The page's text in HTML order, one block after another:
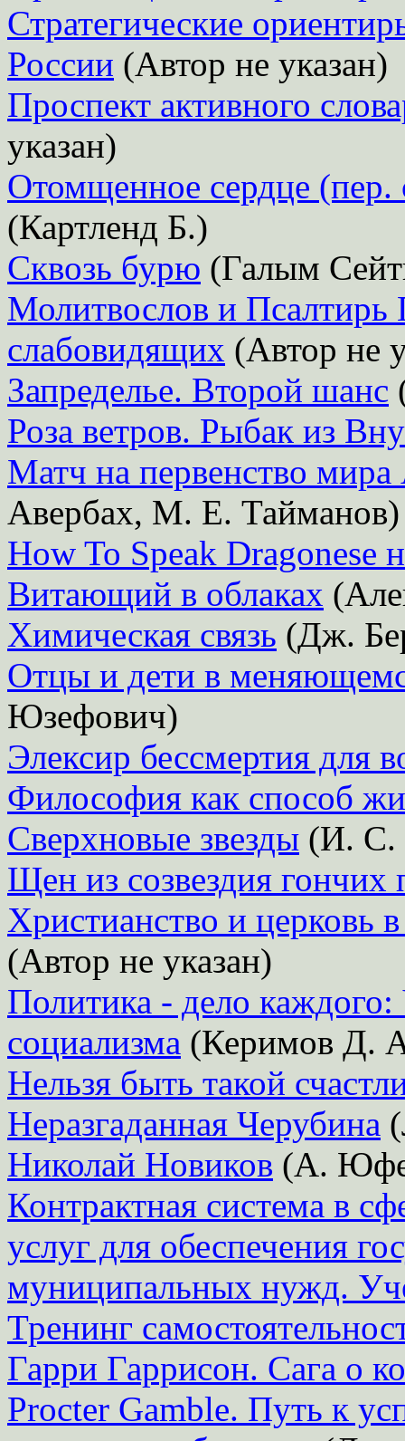
Стратегические
России (Автор не указан)
Проспект активного
указан)
Отомщенное сердце
(Картленд Б.)
Сквозь бурю (Галым
Молитвослов и Псалтирь
слабовидящих (Автор не
Запределье. Второй шанс
Роза ветров. Рыбак из
Матч на первенство
Авербах, М. Е. Тайманов)
How To Speak Dragonese
Витающий в облаках
Химическая связь (Дж.
Отцы и дети в
Юзефович)
Элексир бессмертия для
Философия как способ
Сверхновые звезды (И. С.
Щен из созвездия гончих
Христианство и церковь
(Автор не указан)
Политика - дело
социализма (Керимов Д.
Нельзя быть такой
Неразгаданная Черубина
Николай Новиков (А.
Контрактная система в
услуг для обеспечения
муниципальных нужд.
Тренинг
Гарри Гаррисон. Сага о
Procter Gamble. Путь к